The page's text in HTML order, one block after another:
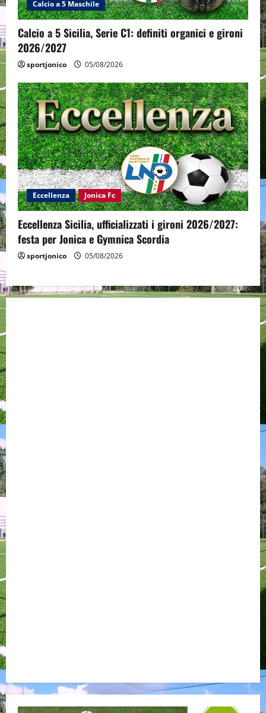
Calcio a 5 Maschile
Calcio a 5 Sicilia, Serie C1: definiti organici e gironi
2026/2027
sportjonico 05/08/2026
Eccellenza Jonica Fc
Eccellenza Sicilia, ufficializzati i gironi 2026/2027:
festa per Jonica e Gymnica Scordia
sportjonico 05/08/2026